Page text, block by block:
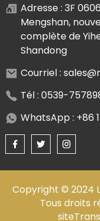
Adresse : 3F
Mengshan,
complète de
Shandong
Courriel :
Tél : 0539-
WhatsApp : +86
Copyright © 2024
Tous droits